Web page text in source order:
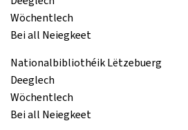
Wöchentlech
Bei all Neiegkeet
Nationalbibliothéik Lëtzebuerg
Deeglech
Wöchentlech
Bei all Neiegkeet